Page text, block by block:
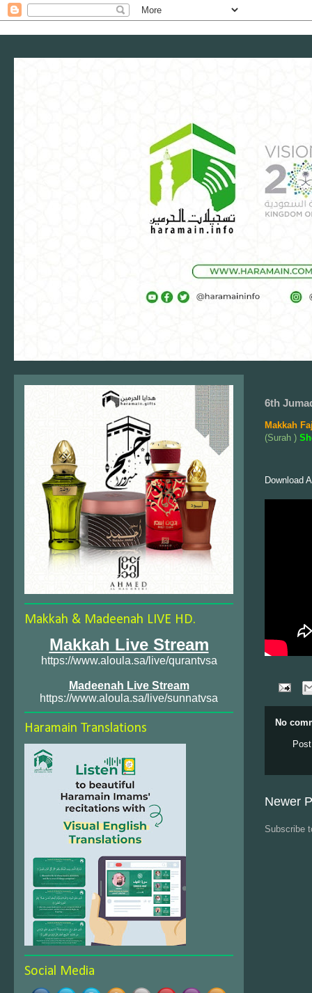
6th
Makkah
(Surah )
Download
No
Newer
Subscribe
Makkah & Madeenah LIVE HD.
Makkah Live Stream
https://www.aloula.sa/live/qurantvsa
Madeenah Live Stream
https://www.aloula.sa/live/sunnatvsa
Haramain Translations
Social Media